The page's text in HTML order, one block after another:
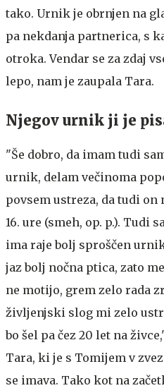
tako. Urnik je obrnjen na
pa nekdanja partnerica, s
otroka. Vendar se za zdaj
lepo, nam je zaupala Tara.
Njegov urnik ji je
"Še dobro, da imam tudi
urnik, delam večinoma
povsem ustreza, da tudi on
16. ure (smeh, op. p.). Tudi
ima raje bolj sproščen
jaz bolj nočna ptica, zato
ne motijo, grem zelo rada
življenjski slog mi zelo
bo šel pa čez 20 let na
Tara, ki je s Tomijem v
se imava. Tako kot na